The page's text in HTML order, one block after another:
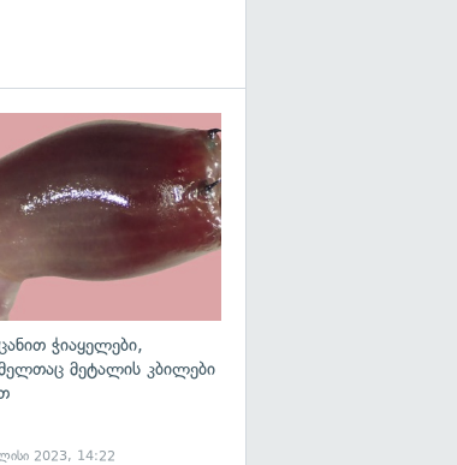
ჭიაყელები,
მეტალის კბილები
2023, 14:22